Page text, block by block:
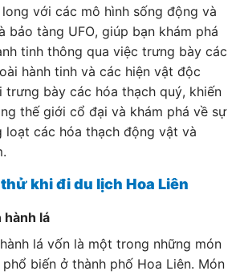
với các mô hình sống động và
bảo tàng UFO, giúp bạn khám phá
tinh thông qua việc trưng bày các
hành tinh và các hiện vật độc
trưng bày các hóa thạch quý, khiến
thế giới cổ đại và khám phá về sự
loạt các hóa thạch động vật và
khi đi du lịch Hoa Liên
hành lá
lá vốn là một trong những món
biến ở thành phố Hoa Liên. Món